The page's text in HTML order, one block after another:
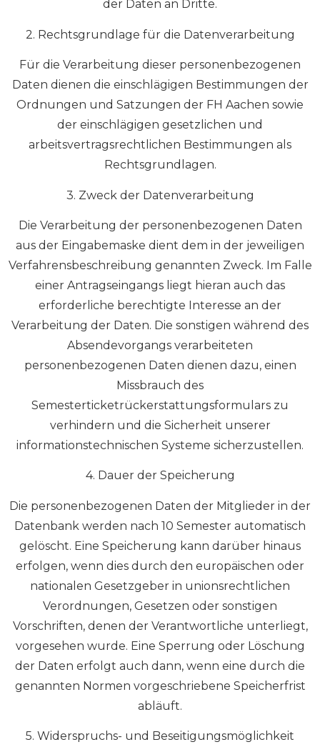
der Daten an Dritte.
2. Rechtsgrundlage für die Datenverarbeitung
Für die Verarbeitung dieser personenbezogenen
Daten dienen die einschlägigen Bestimmungen der
Ordnungen und Satzungen der FH Aachen sowie
der einschlägigen gesetzlichen und
arbeitsvertragsrechtlichen Bestimmungen als
Rechtsgrundlagen.
3. Zweck der Datenverarbeitung
Die Verarbeitung der personenbezogenen Daten
aus der Eingabemaske dient dem in der jeweiligen
Verfahrensbeschreibung genannten Zweck. Im Falle
einer Antragseingangs liegt hieran auch das
erforderliche berechtigte Interesse an der
Verarbeitung der Daten. Die sonstigen während des
Absendevorgangs verarbeiteten
personenbezogenen Daten dienen dazu, einen
Missbrauch des
Semesterticketrückerstattungsformulars zu
verhindern und die Sicherheit unserer
informationstechnischen Systeme sicherzustellen.
4. Dauer der Speicherung
Die personenbezogenen Daten der Mitglieder in der
Datenbank werden nach 10 Semester automatisch
gelöscht. Eine Speicherung kann darüber hinaus
erfolgen, wenn dies durch den europäischen oder
nationalen Gesetzgeber in unionsrechtlichen
Verordnungen, Gesetzen oder sonstigen
Vorschriften, denen der Verantwortliche unterliegt,
vorgesehen wurde. Eine Sperrung oder Löschung
der Daten erfolgt auch dann, wenn eine durch die
genannten Normen vorgeschriebene Speicherfrist
abläuft.
5. Widerspruchs- und Beseitigungsmöglichkeit